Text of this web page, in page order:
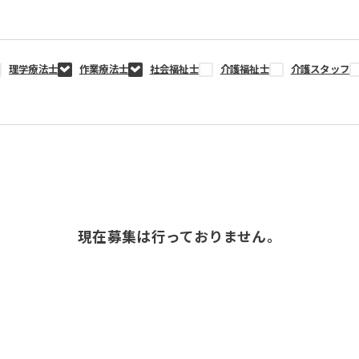
理学療法士 作業療法士 社会福祉士 介護福祉士 介護スタッフ
現在募集は行っておりません。